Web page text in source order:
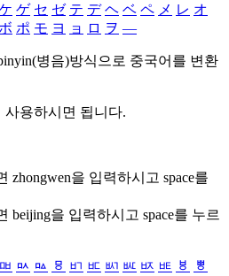
ゲ セ ゼ テ デ ヘ ベ ペ メ レ オ
ポ モ ヨ ョ ロ ヲ ―
병음)방식으로 중국어를 변환
사용하시면 됩니다.
zhongwen을 입력하시고 space를
beijing을 입력하시고 space를 누르
ㅮ ㅯ ㅰ ㅱ ㅲ ㅳ ㅴ ㅵ ㅶ ㅷ ㅸ
ㅹ